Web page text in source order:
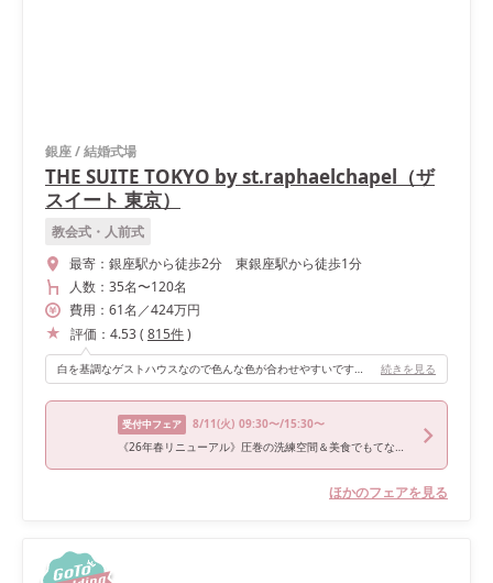
銀座/結婚式場
THE SUITE TOKYO by st.raphaelchapel（ザ
スイート 東京）
教会式・人前式
最寄： 銀座駅から徒歩2分 東銀座駅から徒歩1分
人数： 35名〜120名
費用： 61名 ／424万円
評価： 4.53( 815件)
白を基調なゲストハウスなので色んな色が合わせやすいです。入場の時に写真のプロジェクションマッピングをしてもらいました。 続きを見る
受付中フェア 8/11(火) 09:30〜/15:30〜
《26年春リニューアル》圧巻の洗練空間＆美食でもてなす新しいスタイル！黒毛和牛4万試食＆骨格診断付
ほかのフェアを見る